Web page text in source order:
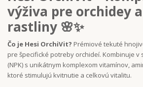
výživa pre orchidey
rastliny 🌸✨
Čo je Hesi OrchiVit? Prémiové tekuté
pre špecifické potreby orchideí. Kombinuje v
(NPK) s unikátnym komplexom vitamínov,
ktoré stimulujú kvitnutie a celkovú vitalitu.